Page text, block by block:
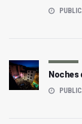
Noches